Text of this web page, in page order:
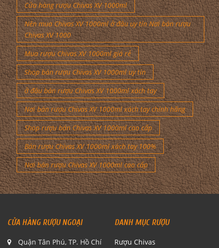
Cửa hàng rượu Chivas XV 1000ml
Nên mua Chivas XV 1000ml ở đâu uy tín Nơi bán rượu
Chivas XV 1000
Mua rượu Chivas XV 1000ml giá rẻ
Shop bán rượu Chivas XV 1000ml uy tín
ở đâu bán rượu Chivas XV 1000ml xách tay
Nơi bán rượu Chivas XV 1000ml xách tay chính hãng
Shop rượu bán Chivas XV 1000ml cao cấp
Bán rượu Chivas XV 1000ml xách tay 100%
Nơi bán rượu Chivas XV 1000ml cao cấp
CỬA HÀNG RƯỢU NGOẠI
Quận Tân Phú, TP. Hồ Chí
DANH MỤC RƯỢU
Rượu Chivas